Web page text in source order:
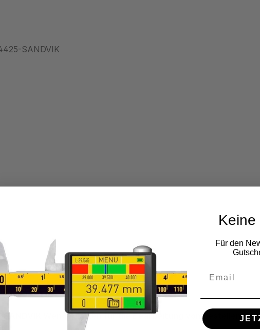
SANDVIK
SANDVIK Wendeplatten für die Bearbeitung von bestellen.
Keine
Für den